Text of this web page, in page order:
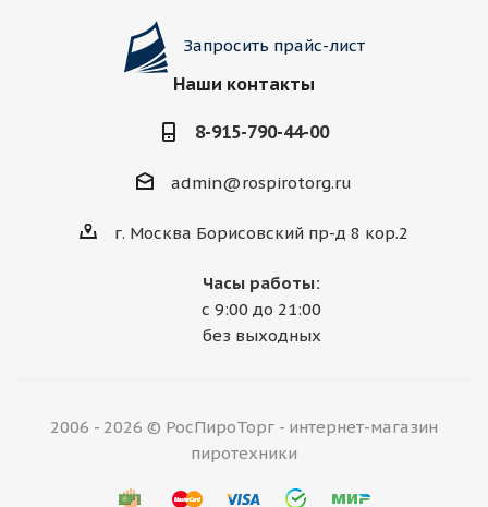
Запросить прайс-лист
Наши контакты
8-915-790-44-00
admin@rospirotorg.ru
г. Москва Борисовский пр-д 8 кор.2
Часы работы:
с 9:00 до 21:00
без выходных
2006 - 2026 © РосПироТорг - интернет-магазин
пиротехники